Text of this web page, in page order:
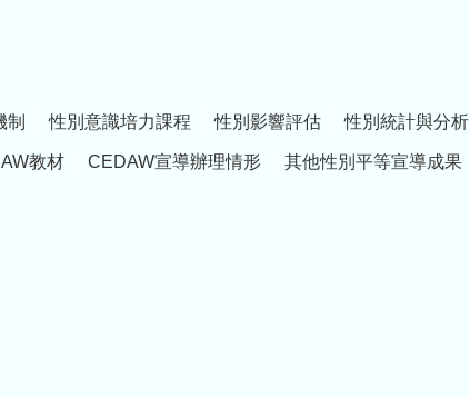
制 性別意識培力課程 性別影響評估 性別統計與分析
教材 CEDAW宣導辦理情形 其他性別平等宣導成果